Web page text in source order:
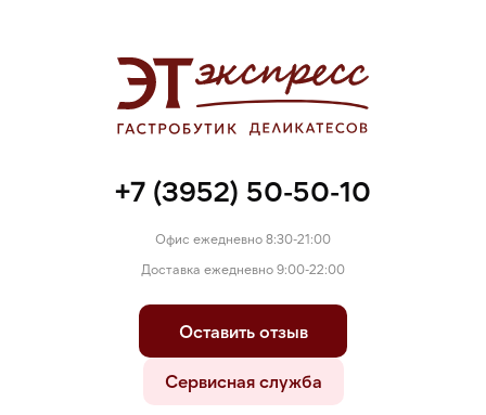
+7 (3952) 50-50-10
Офис ежедневно 8:30-21:00
Доставка ежедневно 9:00-22:00
Оставить отзыв
Сервисная служба